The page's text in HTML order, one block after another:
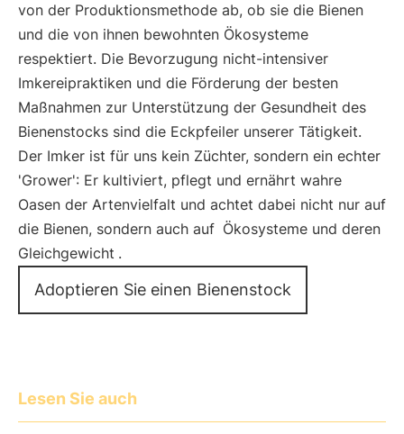
von der Produktionsmethode ab, ob sie die Bienen
und die von ihnen bewohnten Ökosysteme
respektiert. Die Bevorzugung nicht-intensiver
Imkereipraktiken und die Förderung der besten
Maßnahmen zur Unterstützung der Gesundheit des
Bienenstocks sind die Eckpfeiler unserer Tätigkeit.
Der Imker ist für uns kein Züchter, sondern ein echter
'Grower': Er kultiviert, pflegt und ernährt wahre
Oasen der Artenvielfalt und achtet dabei nicht nur auf
die Bienen, sondern auch auf Ökosysteme und deren
Gleichgewicht .
Adoptieren Sie einen Bienenstock
Lesen Sie auch